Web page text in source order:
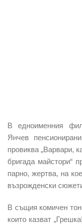
В едноименния
Янчев
провиква „Варвари,
бригада майстори“
парно, жертва, на
възрожденски
В същия комичен тон
които казват